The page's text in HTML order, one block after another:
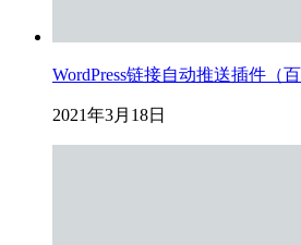
WordPress链接自动推送插件（
2021年3月18日